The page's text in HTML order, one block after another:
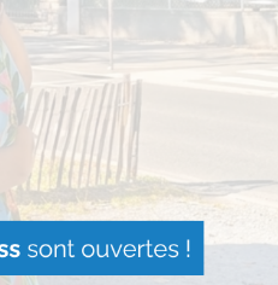
gagnants
Lire Plus »